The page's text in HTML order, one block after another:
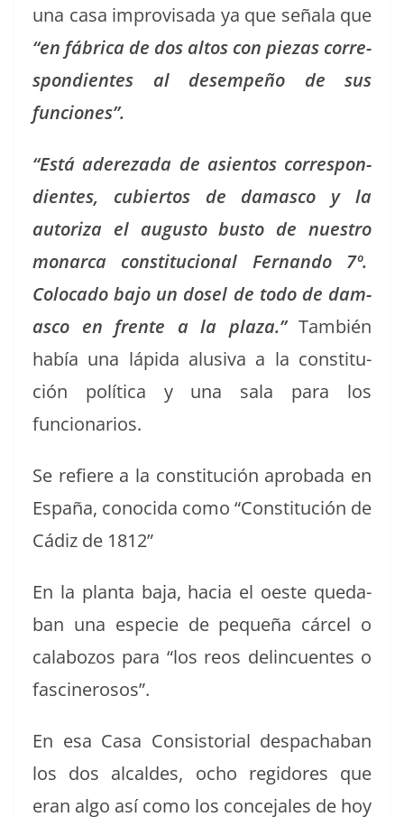
una casa impro­visa­da ya que señala que
“en fábri­ca de dos altos con piezas cor­re­
spon­di­entes al desem­peño de sus
funciones”.
“Está adereza­da de asien­tos cor­re­spon­
di­entes, cubier­tos de dam­as­co y la
autor­iza el augus­to bus­to de nue­stro
monar­ca con­sti­tu­cional Fer­nan­do 7º.
Colo­ca­do bajo un dosel de todo de dam­
as­co en frente a la plaza.”Tam­bién
había una láp­i­da alu­si­va a la con­sti­tu­
ción políti­ca y una sala para los
funcionarios.
Se refiere a la con­sti­tu­ción aproba­da en
España, cono­ci­da como “Con­sti­tu­ción de
Cádiz de 1812”
En la plan­ta baja, hacia el oeste qued­a­
ban una especie de pequeña cár­cel o
cal­abo­zos para “los reos delin­cuentes o
fascinerosos”.
En esa Casa Con­sis­to­r­i­al despach­a­ban
los dos alcaldes, ocho regi­dores que
eran algo así como los con­ce­jales de hoy